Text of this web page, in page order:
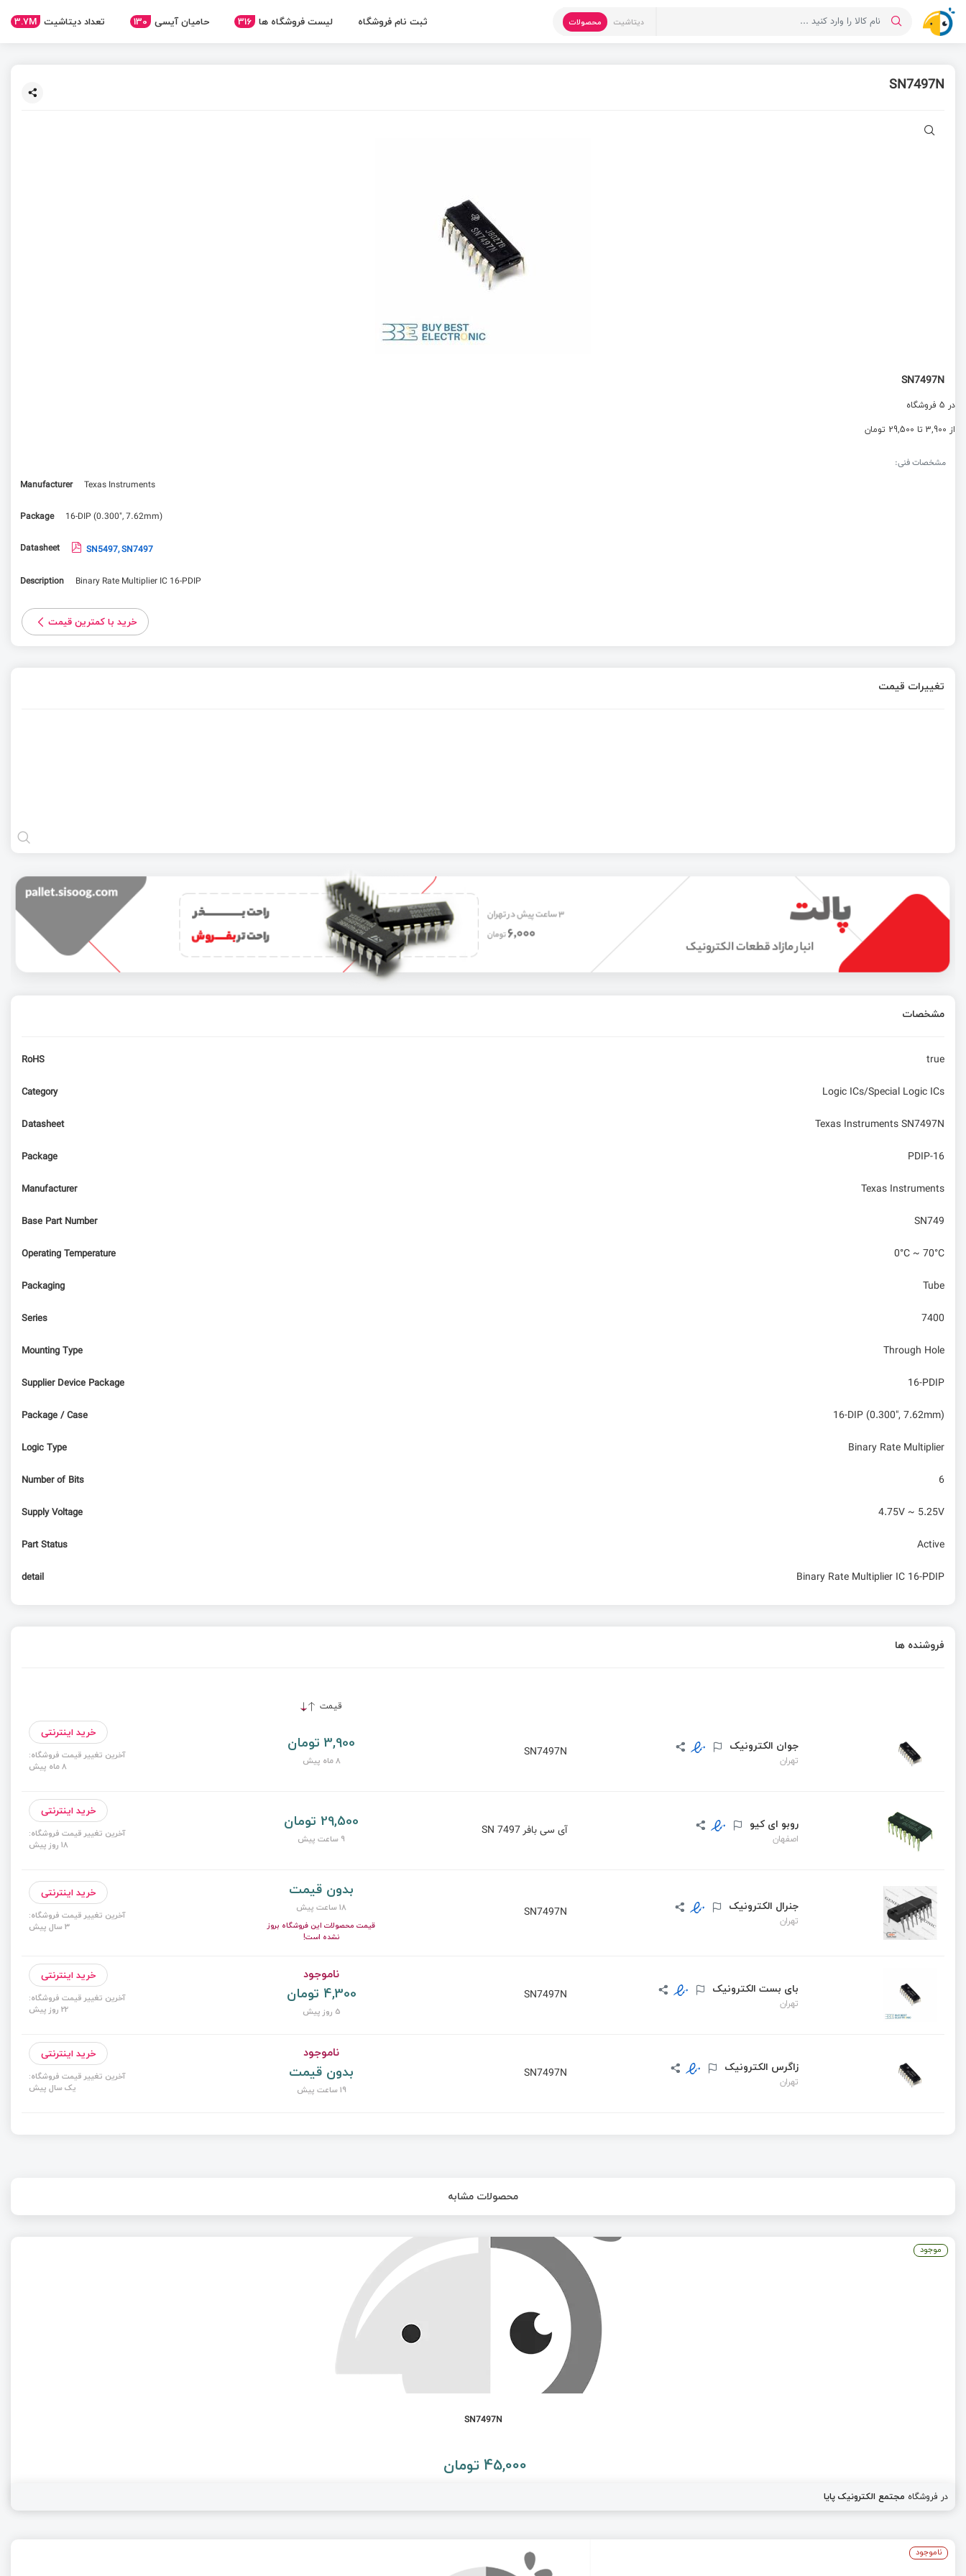
دیتاشیت محصولات ثبت نام فروشگاه لیست فروشگاه ها 316 حامیان آیسی 130 تعداد دیتاشیت 3.7M
SN7497N
SN7497N
در 5 فروشگاه
از 3,900 تا 29,500 تومان
مشخصات فنی:
Manufacturer
Texas Instruments
Package 16-DIP (0.300", 7.62mm)
Datasheet SN5497, SN7497
Description Binary Rate Multiplier IC 16-PDIP
خرید با کمترین قیمت
تغییرات قیمت
مشخصات
RoHS true
Category Logic ICs/Special Logic ICs
Datasheet Texas Instruments SN7497N
Package PDIP-16
Manufacturer Texas Instruments
Base Part Number SN749
Operating Temperature 0°C ~ 70°C
Packaging Tube
Series 7400
Mounting Type Through Hole
Supplier Device Package 16-PDIP
Package / Case 16-DIP (0.300", 7.62mm)
Logic Type Binary Rate Multiplier
Number of Bits 6
Supply Voltage 4.75V ~ 5.25V
Part Status Active
detail Binary Rate Multiplier IC 16-PDIP
فروشنده ها
قیمت
جوان الکترونیک
تهران
SN7497N 3,900 تومان
8 ماه پیش
خرید اینترنتی
آخرین تغییر قیمت فروشگاه:
8 ماه پیش
روبو ای کیو
اصفهان
آی سی بافر 7497 SN 29,500 تومان
9 ساعت پیش
خرید اینترنتی
آخرین تغییر قیمت فروشگاه:
18 روز پیش
جنرال الکترونیک
تهران
SN7497N
بدون قیمت
18 ساعت پیش
قیمت محصولات این فروشگاه بروز
نشده است!
خرید اینترنتی
آخرین تغییر قیمت فروشگاه:
3 سال پیش
بای بست الکترونیک
تهران
SN7497N
ناموجود
4,300 تومان
5 روز پیش
خرید اینترنتی
آخرین تغییر قیمت فروشگاه:
22 روز پیش
زاگرس الکترونیک
تهران
SN7497N
ناموجود
بدون قیمت
19 ساعت پیش
خرید اینترنتی
آخرین تغییر قیمت فروشگاه:
یک سال پیش
محصولات مشابه
SN7497N
45,000 تومان
در فروشگاه مجتمع الکترونیک پایا
موجود
ناموجود